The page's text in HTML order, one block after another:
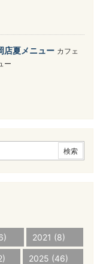
店夏メニュー カフェ
ー
2021 (8)
2025 (46)